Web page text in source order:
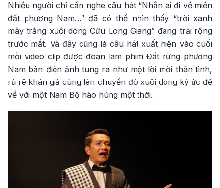
Nhiều người chỉ cần nghe câu hát “Nhắn ai đi về miền
đất phương Nam…” đã có thể nhìn thấy “trời xanh
mây trắng xuôi dòng Cửu Long Giang” đang trải rộng
trước mắt. Và đây cũng là câu hát xuất hiện vào cuối
mỗi video clip được đoàn làm phim Đất rừng phương
Nam bản điện ảnh tung ra như một lời mời thân tình,
rủ rê khán giả cùng lên chuyến đò xuôi dòng ký ức để
về với một Nam Bộ hào hùng một thời.